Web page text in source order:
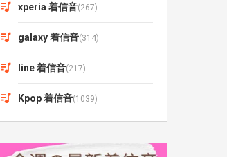
xperia 着信音(267)
galaxy 着信音(314)
line 着信音(217)
Kpop 着信音(1039)